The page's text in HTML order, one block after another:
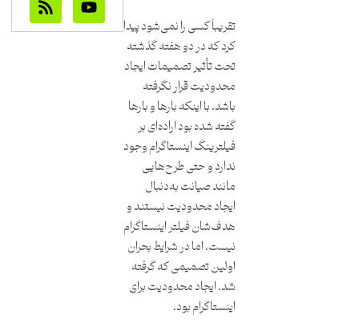
تقریباً کسی را نمی‌شود پیدا
کرد که در دو هفته گذشته
تحت تأثیر تصمیمات ایجاد
محدودیت قرار نگرفته
باشد. با اینکه بارها و بارها
گفته شده بود اراده‌ای بر
فیلترینگ اینستاگرام وجود
ندارد و حتی طرح‌هایی
مانند صیانت به‌دنبال
ایجاد محدودیت نیستند و
هدف‌شان فیلتر اینستاگرام
نیست، اما در شرایط بحران
اولین تصمیمی که گرفته
شد، ایجاد محدودیت برای
اینستاگرام بود.